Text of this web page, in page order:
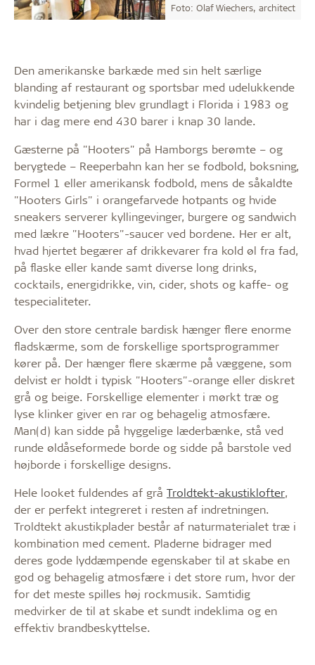
Foto: Olaf Wiechers, architect
Den amerikanske barkæde med sin helt særlige
blanding af restaurant og sportsbar med udelukkende
kvindelig betjening blev grundlagt i Florida i 1983 og
har i dag mere end 430 barer i knap 30 lande.
Gæsterne på "Hooters" på Hamborgs berømte – og
berygtede – Reeperbahn kan her se fodbold, boksning,
Formel 1 eller amerikansk fodbold, mens de såkaldte
"Hooters Girls" i orangefarvede hotpants og hvide
sneakers serverer kyllingevinger, burgere og sandwich
med lækre "Hooters"-saucer ved bordene. Her er alt,
hvad hjertet begærer af drikkevarer fra kold øl fra fad,
på flaske eller kande samt diverse long drinks,
cocktails, energidrikke, vin, cider, shots og kaffe- og
tespecialiteter.
Over den store centrale bardisk hænger flere enorme
fladskærme, som de forskellige sportsprogrammer
kører på. Der hænger flere skærme på væggene, som
delvist er holdt i typisk "Hooters"-orange eller diskret
grå og beige. Forskellige elementer i mørkt træ og
lyse klinker giver en rar og behagelig atmosfære.
Man(d) kan sidde på hyggelige læderbænke, stå ved
runde øldåseformede borde og sidde på barstole ved
højborde i forskellige designs.
Hele looket fuldendes af grå Troldtekt-akustiklofter,
der er perfekt integreret i resten af indretningen.
Troldtekt akustikplader består af naturmaterialet træ i
kombination med cement. Pladerne bidrager med
deres gode lyddæmpende egenskaber til at skabe en
god og behagelig atmosfære i det store rum, hvor der
for det meste spilles høj rockmusik. Samtidig
medvirker de til at skabe et sundt indeklima og en
effektiv brandbeskyttelse.